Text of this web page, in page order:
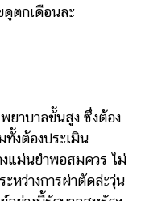
ดูตกเดือนละ
บาลขั้นสูง ซึ่งต้อง
ทั้งต้องประเมิน
แม่นยำพอสมควร ไม่
หว่างการผ่าตัดล่ะวุ่น